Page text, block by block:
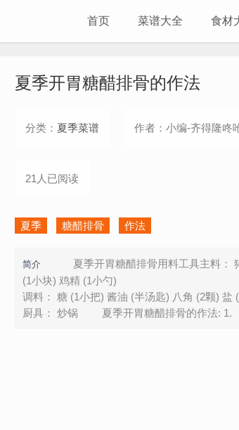
首页 菜谱大全 食材
夏季开胃糖醋排骨的作法
分类： 夏季菜谱 作者：小编-齐得隆咚
21人已阅读
夏季 糖醋排骨 作法
简介
夏季开胃糖醋排骨用料工具主料： 猪
(1小块) 鸡精 (1小勺)
调料： 糖 (1小把) 酱油 (半汤匙) 八角 (2颗) 盐
厨具： 炒锅 夏季开胃糖醋排骨的作法: 1.